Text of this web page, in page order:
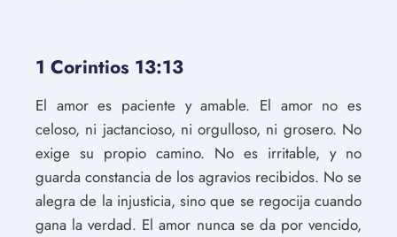
1 Corintios 13:13
El amor es paciente y amable. El amor no es
celoso, ni jactancioso, ni orgulloso, ni grosero. No
exige su propio camino. No es irritable, y no
guarda constancia de los agravios recibidos. No se
alegra de la injusticia, sino que se regocija cuando
gana la verdad. El amor nunca se da por vencido,